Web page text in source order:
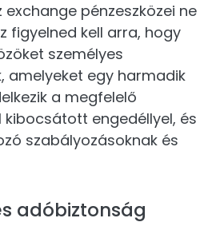
exchange pénzeszközei ne
figyelned kell arra, hogy
személyes
amelyeket egy harmadik
a megfelelő
kibocsátott engedéllyel, és
szabályozásoknak és
adóbiztonság